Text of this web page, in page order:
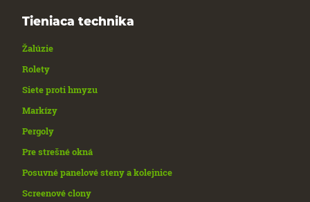
Tieniaca technika
Žalúzie
Rolety
Siete proti hmyzu
Markízy
Pergoly
Pre strešné okná
Posuvné panelové steny a kolejnice
Screenové clony